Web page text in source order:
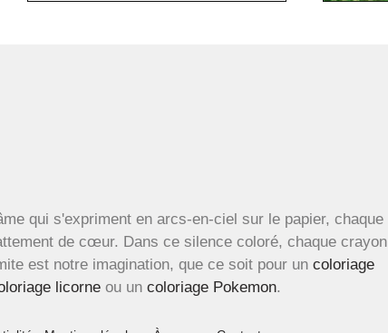
qui s'expriment en arcs-en-ciel sur le papier, chaque
de cœur. Dans ce silence coloré, chaque crayon
est notre imagination, que ce soit pour un coloriage
licorne ou un coloriage Pokemon.